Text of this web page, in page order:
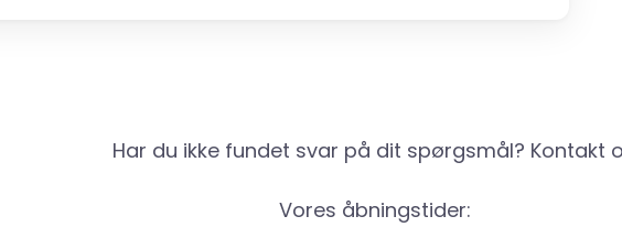
Har du ikke fundet svar på dit spørgsmål? Kontakt
Vores åbningstider: